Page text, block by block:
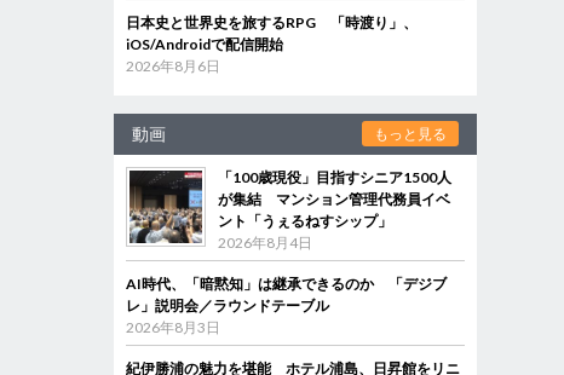
日本史と世界史を旅するRPG 「時渡り」、
iOS/Androidで配信開始
2026年8月6日
動画 もっと見る
「100歳現役」目指すシニア1500人
が集結 マンション管理代務員イベ
ント「うぇるねすシップ」
2026年8月4日
AI時代、「暗黙知」は継承できるのか 「デジブ
レ」説明会／ラウンドテーブル
2026年8月3日
紀伊勝浦の魅力を堪能 ホテル浦島、日昇館をリニ